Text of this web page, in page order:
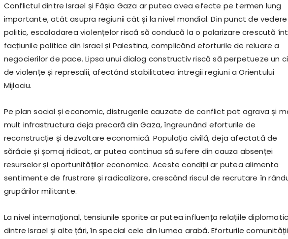
Conflictul dintre Israel și Fâșia Gaza ar putea avea efecte pe termen lung
importante, atât asupra regiunii cât și la nivel mondial. Din punct de vedere
politic, escaladarea violențelor riscă să conducă la o polarizare crescută
facțiunile politice din Israel și Palestina, complicând eforturile de reluare a
negocierilor de pace. Lipsa unui dialog constructiv riscă să perpetueze un
de violențe și represalii, afectând stabilitatea întregii regiuni a Orientului
Mijlociu.
Pe plan social și economic, distrugerile cauzate de conflict pot agrava și
mult infrastructura deja precară din Gaza, îngreunând eforturile de
reconstrucție și dezvoltare economică. Populația civilă, deja afectată de
sărăcie și șomaj ridicat, ar putea continua să sufere din cauza absenței
resurselor și oportunităților economice. Aceste condiții ar putea alimenta
sentimente de frustrare și radicalizare, crescând riscul de recrutare în
grupărilor militante.
La nivel internațional, tensiunile sporite ar putea influența relațiile
dintre Israel și alte țări, în special cele din lumea arabă. Eforturile comunității